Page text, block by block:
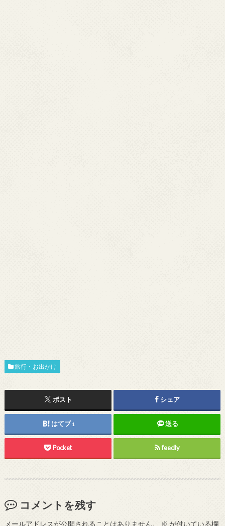
旅行・お出かけ
ポスト シェア
はてブ 1 送る
Pocket feedly
コメントを残す
メールアドレスが公開されることはありません。 ※ が付いている欄